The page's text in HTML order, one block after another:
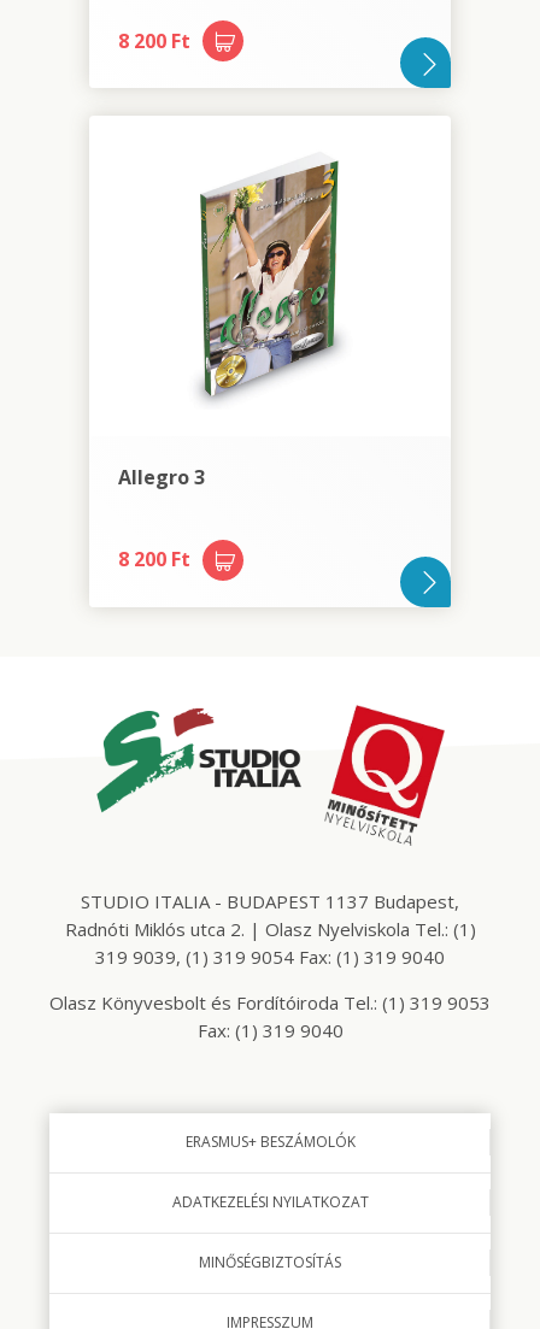
8 200 Ft
Allegro 3
8 200 Ft
STUDIO ITALIA - BUDAPEST 1137 Budapest,
Radnóti Miklós utca 2. | Olasz Nyelviskola Tel.: (1)
319 9039, (1) 319 9054 Fax: (1) 319 9040
Olasz Könyvesbolt és Fordítóiroda Tel.: (1) 319 9053
Fax: (1) 319 9040
ERASMUS+ BESZÁMOLÓK
ADATKEZELÉSI NYILATKOZAT
MINŐSÉGBIZTOSÍTÁS
IMPRESSZUM